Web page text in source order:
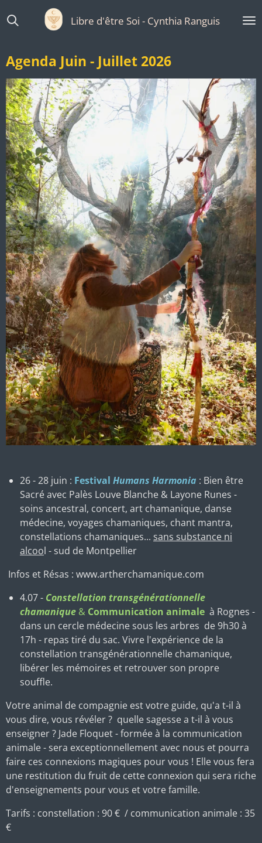
au
principal
Libre d'être Soi - Cynthia Ranguis
Agenda Juin - Juillet 2026
26 - 28 juin : Festival Humans Harmonia : Bien être
Sacré avec Palès Louve Blanche & Layone Runes -
soins ancestral, concert, art chamanique, danse
médecine, voyages chamaniques, chant mantra,
constellations chamaniques... sans substance ni
alcool - sud de Montpellier
Infos et Résas : www.artherchamanique.com
4.07 - Constellation transgénérationnelle
chamanique & Communication animale à Rognes -
dans un cercle médecine sous les arbres de 9h30 à
17h - repas tiré du sac. Vivre l'expérience de la
constellation transgénérationnelle chamanique,
libérer les mémoires et retrouver son propre
souffle.
Votre animal de compagnie est votre guide, qu'a t-il à
vous dire, vous révéler ? quelle sagesse a t-il à vous
enseigner ? Jade Floquet - formée à la communication
animale - sera exceptionnellement avec nous et pourra
faire ces connexions magiques pour vous ! Elle vous fera
une restitution du fruit de cette connexion qui sera riche
d'enseignements pour vous et votre famille.
Tarifs : constellation : 90 € / communication animale : 35
€